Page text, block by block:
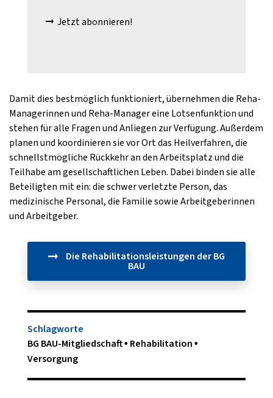
Jetzt abonnieren!
Damit dies bestmöglich funktioniert, übernehmen die Reha-
Managerinnen und Reha-Manager eine Lotsenfunktion und
stehen für alle Fragen und Anliegen zur Verfügung. Außerdem
planen und koordinieren sie vor Ort das Heilverfahren, die
schnellstmögliche Rückkehr an den Arbeitsplatz und die
Teilhabe am gesellschaftlichen Leben. Dabei binden sie alle
Beteiligten mit ein: die schwer verletzte Person, das
medizinische Personal, die Familie sowie Arbeitgeberinnen
und Arbeitgeber.
Die Rehabilitationsleistungen der BG
BAU
Schlagworte
BG BAU-Mitgliedschaft Rehabilitation
Versorgung